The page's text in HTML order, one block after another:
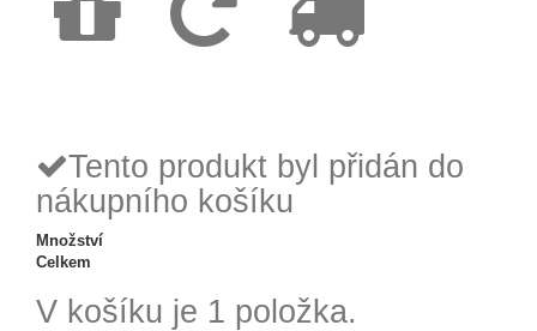
Tento produkt byl přidán do
nákupního košíku
Množství
Celkem
V košíku je 1 položka.